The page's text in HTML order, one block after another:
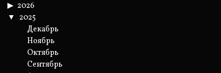
2026
2025
Декабрь
Ноябрь
Октябрь
Сентябрь